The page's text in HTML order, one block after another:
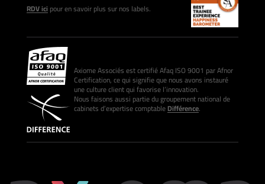
RDV icipour en savoir plus sur nos labels.
Axiome Associés est certifié Afaq ISO 9001 par Afnor
Certification, ce qui signifie que nous avons instauré
une culture client qui favorise l’innovation.
Nous faisons aussi partie du groupement national de
cabinets d’expertise comptableDifférence.